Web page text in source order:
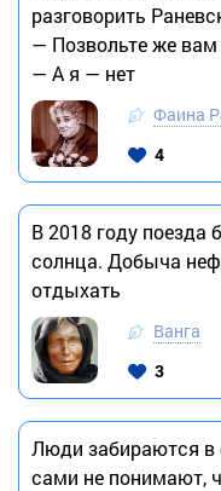
разговорить
— Позвольте же
— А я — нет
Фаина
4
В 2018 году поезда
солнца. Добыча
отдыхать
Ванга
3
Люди забираются в
сами не понимают,